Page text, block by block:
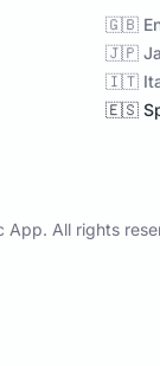
🇬🇧
🇯🇵
🇮🇹
🇪🇸
All rights